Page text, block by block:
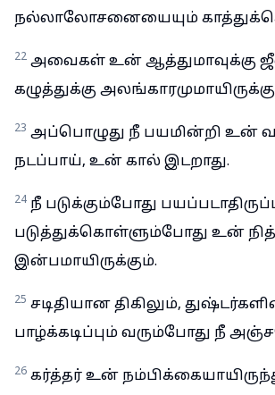
நல்லாலோசனையையும்
22 அவைகள் உன் ஆத்துமாவுக்கு
கழுத்துக்கு
23 அப்பொழுது நீ பயமின்றி உன்
நடப்பாய், உன் கால் இடறாது.
24 நீ படுக்கும்போது
படுத்துக்கொள்ளும்போது உன்
இன்பமாயிருக்கும்.
25 சடிதியான திகிலும்,
பாழ்க்கடிப்பும் வரும்போது நீ
26 கர்த்தர் உன்